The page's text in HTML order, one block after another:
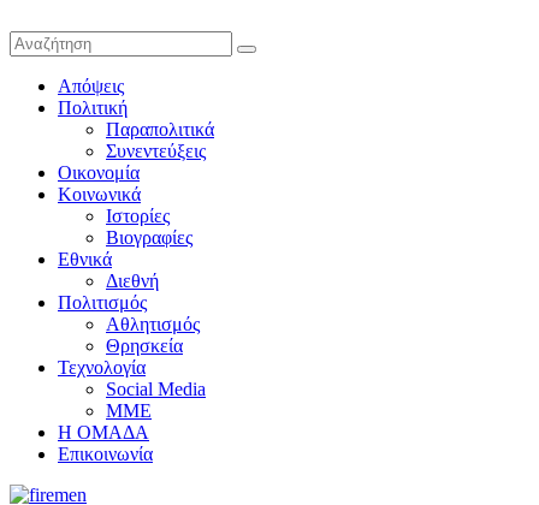
Απόψεις
Πολιτική
Παραπολιτικά
Συνεντεύξεις
Οικονομία
Κοινωνικά
Ιστορίες
Βιογραφίες
Εθνικά
Διεθνή
Πολιτισμός
Αθλητισμός
Θρησκεία
Τεχνολογία
Social Media
ΜΜΕ
Η ΟΜΑΔΑ
Επικοινωνία